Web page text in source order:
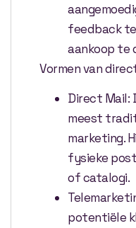
feedback
aankoop te
Vormen van
Direct Mail:
meest
marketing.
fysieke
of catalogi.
potentiële